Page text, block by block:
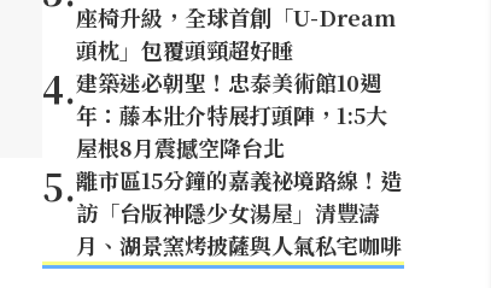
座椅升級，全球首創「U-Dream
頭枕」包覆頭頸超好睡
4.建築迷必朝聖！忠泰美術館10週
年：藤本壯介特展打頭陣，1:5大
屋根8月震撼空降台北
5.離市區15分鐘的嘉義祕境路線！造
訪「台版神隱少女湯屋」清豐濤
月、湖景窯烤披薩與人氣私宅咖啡